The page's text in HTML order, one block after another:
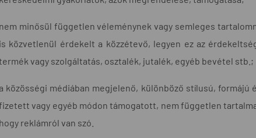
nem minősül független véleménynek vagy semleges
is közvetlenül érdekelt a közzétevő, legyen ez az
vagy szolgáltatás, osztalék, jutalék, egyéb bevétel stb.;
a közösségi médiában megjelenő, különböző stílusú,
vagy egyéb módon támogatott, nem független
hogy reklámról van szó.